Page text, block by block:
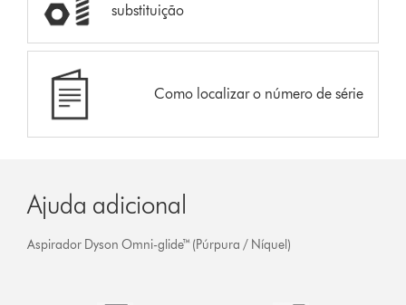
substituição
Como localizar o número de série
Ajuda adicional
Aspirador Dyson Omni-glide™ (Púrpura / Níquel)